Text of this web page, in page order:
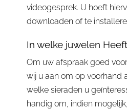
videogesprek. U hoeft
downloaden of te
In welke juwelen
Om uw afspraak goed
wij u aan om op voorhand
welke sieraden u
handig om, indien